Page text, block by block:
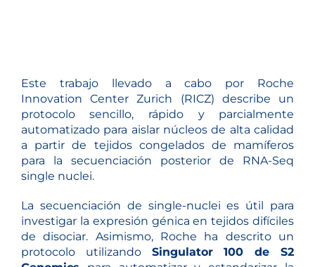
Este trabajo llevado a cabo por Roche
Innovation Center Zurich (RICZ) describe un
protocolo sencillo, rápido y parcialmente
automatizado para aislar núcleos de alta calidad
a partir de tejidos congelados de mamíferos
para la secuenciación posterior de RNA-Seq
single nuclei.
La secuenciación de single-nuclei es útil para
investigar la expresión génica en tejidos difíciles
de disociar. Asimismo, Roche ha descrito un
protocolo utilizando Singulator 100 de S2